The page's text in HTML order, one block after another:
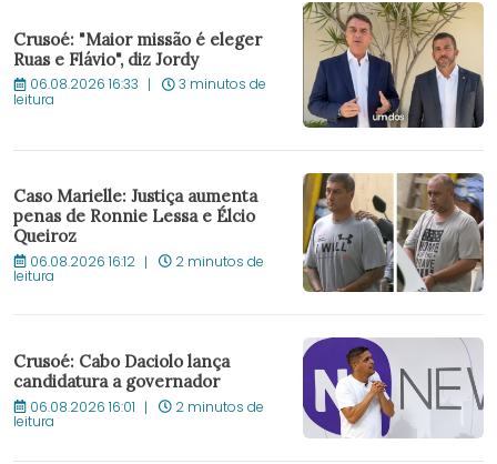
Crusoé: "Maior missão é eleger
Ruas e Flávio", diz Jordy
06.08.2026 16:33 3 minutos de
leitura
Caso Marielle: Justiça aumenta
penas de Ronnie Lessa e Élcio
Queiroz
06.08.2026 16:12 2 minutos de
leitura
Crusoé: Cabo Daciolo lança
candidatura a governador
06.08.2026 16:01 2 minutos de
leitura